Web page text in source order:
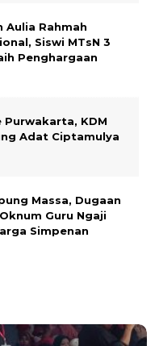
Aulia Rahmah
Siswi MTsN 3
Penghargaan
KDM
Adat Ciptamulya
Massa, Dugaan
Guru Ngaji
Simpenan